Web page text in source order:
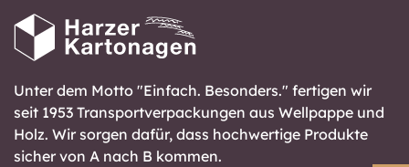
Unter dem Motto "Einfach. Besonders." fertigen wir
seit 1953 Transportverpackungen aus Wellpappe und
Holz. Wir sorgen dafür, dass hochwertige Produkte
sicher von A nach B kommen.